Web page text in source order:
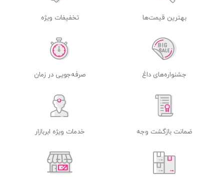
بهترین قیمت‌ها تخفیفات ویژه
جشنواره‌های داغ صرفه‌جویی در زمان
ضمانت بازگشت وجه خدمات ویژه ابربازار